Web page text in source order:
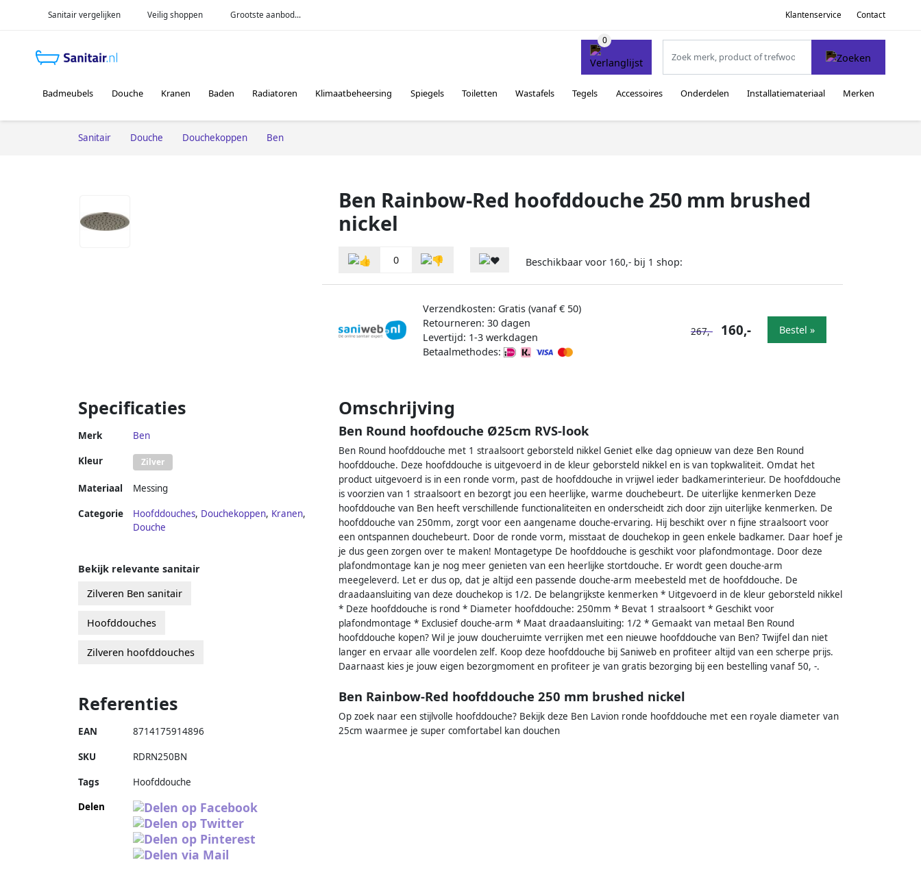
Sanitair vergelijken Veilig shoppen Grootste aanbod... Klantenservice Contact
Badmeubels Douche Kranen Baden Radiatoren Klimaatbeheersing Spiegels Toiletten Wastafels Tegels Accessoires Onderdelen Installatiemateriaal Merken
Sanitair Douche Douchekoppen Ben
Ben Rainbow-Red hoofddouche 250 mm brushed
nickel
0 Beschikbaar voor 160,- bij 1 shop:
Verzendkosten: Gratis (vanaf € 50)
Retourneren: 30 dagen
Levertijd: 1-3 werkdagen
Betaalmethodes:
267,- 160,- Bestel »
Specificaties
Merk Ben
Kleur Zilver
Materiaal Messing
Categorie Hoofddouches, Douchekoppen, Kranen,
Douche
Omschrijving
Ben Round hoofdouche Ø25cm RVS-look
Ben Round hoofddouche met 1 straalsoort geborsteld nikkel Geniet elke dag opnieuw van deze Ben Round
hoofddouche. Deze hoofddouche is uitgevoerd in de kleur geborsteld nikkel en is van topkwaliteit. Omdat het
product uitgevoerd is in een ronde vorm, past de hoofddouche in vrijwel ieder badkamerinterieur. De hoofddouche
is voorzien van 1 straalsoort en bezorgt jou een heerlijke, warme douchebeurt. De uiterlijke kenmerken Deze
hoofddouche van Ben heeft verschillende functionaliteiten en onderscheidt zich door zijn uiterlijke kenmerken. De
hoofddouche van 250mm, zorgt voor een aangename douche-ervaring. Hij beschikt over n fijne straalsoort voor
een ontspannen douchebeurt. Door de ronde vorm, misstaat de douchekop in geen enkele badkamer. Daar hoef je
je dus geen zorgen over te maken! Montagetype De hoofddouche is geschikt voor plafondmontage. Door deze
plafondmontage kan je nog meer genieten van een heerlijke stortdouche. Er wordt geen douche-arm
meegeleverd. Let er dus op, dat je altijd een passende douche-arm meebesteld met de hoofddouche. De
draadaansluiting van deze douchekop is 1/2. De belangrijkste kenmerken * Uitgevoerd in de kleur geborsteld nikkel
* Deze hoofddouche is rond * Diameter hoofddouche: 250mm * Bevat 1 straalsoort * Geschikt voor
plafondmontage * Exclusief douche-arm * Maat draadaansluiting: 1/2 * Gemaakt van metaal Ben Round
hoofddouche kopen? Wil je jouw doucheruimte verrijken met een nieuwe hoofddouche van Ben? Twijfel dan niet
langer en ervaar alle voordelen zelf. Koop deze hoofddouche bij Saniweb en profiteer altijd van een scherpe prijs.
Daarnaast kies je jouw eigen bezorgmoment en profiteer je van gratis bezorging bij een bestelling vanaf 50, -.
Ben Rainbow-Red hoofddouche 250 mm brushed nickel
Op zoek naar een stijlvolle hoofddouche? Bekijk deze Ben Lavion ronde hoofddouche met een royale diameter van
25cm waarmee je super comfortabel kan douchen
Bekijk relevante sanitair
Zilveren Ben sanitair
Hoofddouches
Zilveren hoofddouches
Referenties
EAN 8714175914896
SKU RDRN250BN
Tags
Hoofddouche
Delen